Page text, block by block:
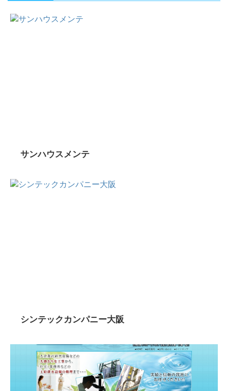
サンハウスメンテ
シンテックカンパニー大阪